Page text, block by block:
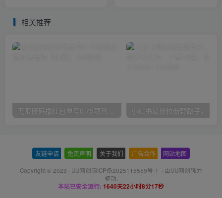
相关推荐
无限接码撸红包单号0.75项目无偿分享给你【揭秘】
友链申请 免责声明 关于我们 广告合作 网站地图
Copyright © 2023 · UU网创闽ICP备2025115559号-1 · 由UU网创强力
驱动.
本站已安全运行: 1640天22小时8分17秒